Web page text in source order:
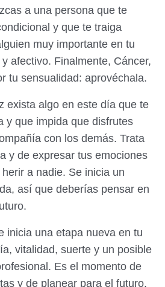
a una persona que te
y que te traiga
muy importante en tu
afectivo. Finalmente, Cáncer,
tu sensualidad: aprovéchala.
exista algo en este día que te
y que impida que disfrutes
con los demás. Trata
y de expresar tus emociones
a nadie. Se inicia un
así que deberías pensar en
inicia una etapa nueva en tu
vitalidad, suerte y un posible
Es el momento de
y de planear para el futuro.